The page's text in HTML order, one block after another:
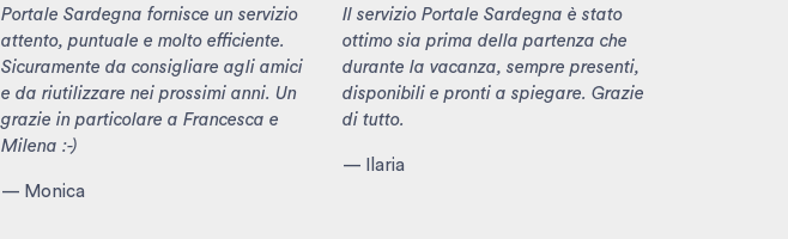
Portale Sardegna fornisce un servizio
attento, puntuale e molto efficiente.
Sicuramente da consigliare agli amici
e da riutilizzare nei prossimi anni. Un
grazie in particolare a Francesca e
Milena :-)
— Monica
Il servizio Portale Sardegna è stato
ottimo sia prima della partenza che
durante la vacanza, sempre presenti,
disponibili e pronti a spiegare. Grazie
di tutto.
— Ilaria